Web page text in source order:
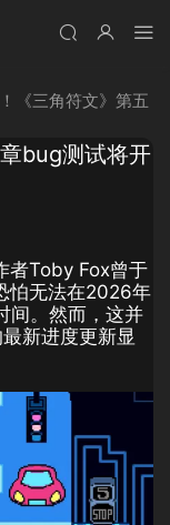
《三角符文》第五
bug测试将开
者Toby Fox曾于
怕无法在2026年
间。然而，这并
新进度更新显